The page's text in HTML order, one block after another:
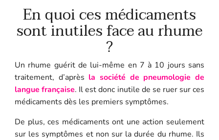
En quoi ces médicaments
sont inutiles face au rhume
?
Un rhume guérit de lui-même en 7 à 10 jours sans
traitement, d’après la société de pneumologie de
langue française. Il est donc inutile de se ruer sur ces
médicaments dès les premiers symptômes.
De plus, ces médicaments ont une action seulement
sur les symptômes et non sur la durée du rhume. Ils